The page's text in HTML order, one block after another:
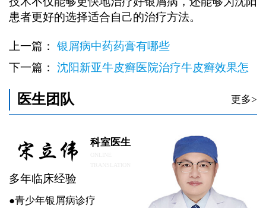
患者更好的选择适合自己的治疗方法。
上一篇： 银屑病中药药膏有哪些
下一篇： 沈阳新亚牛皮癣医院治疗牛皮癣效果怎
么样
医生团队 更多>
科室医生
多年临床经验
●青少年银屑病诊疗